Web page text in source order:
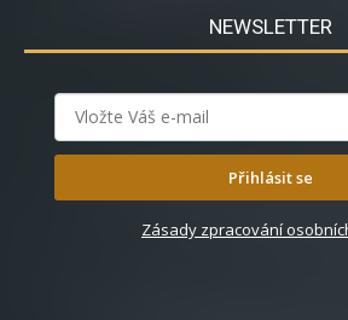
NEWSLETTER
Přihlásit se
Zásady zpracování